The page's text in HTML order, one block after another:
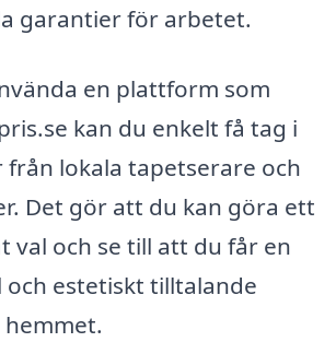
garantier för arbetet.
en plattform som
kan du enkelt få tag i
lokala tapetserare och
Det gör att du kan göra ett
val och se till att du får en
och estetiskt tilltalande